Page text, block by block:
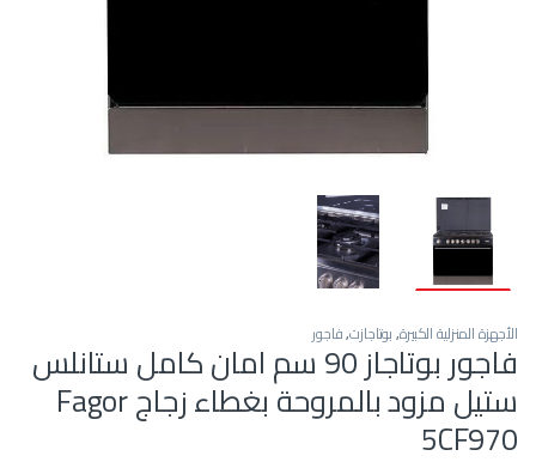
الأجهزة المنزلية الكبيرة,بوتاجازت,فاجور
فاجور بوتاجاز 90 سم امان كامل ستانلس
ستيل مزود بالمروحة بغطاء زجاج Fagor
5CF970